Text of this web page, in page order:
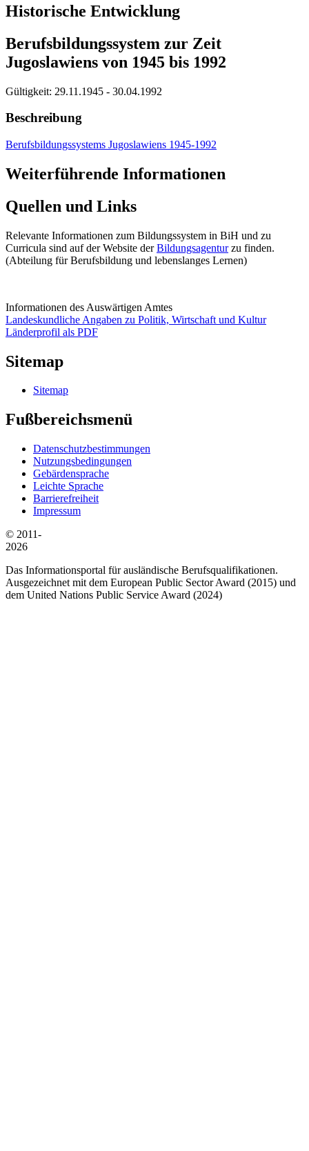
Historische Entwicklung
Berufsbildungssystem zur Zeit
Jugoslawiens von 1945 bis 1992
Gültigkeit: 29.11.1945 - 30.04.1992
Beschreibung
Berufsbildungssystems Jugoslawiens 1945-1992
Weiterführende Informationen
Quellen und Links
Relevante Informationen zum Bildungssystem in BiH und zu
Curricula sind auf der Website derBildungsagenturzu finden.
(Abteilung für Berufsbildung und lebenslanges Lernen)
Informationen des Auswärtigen Amtes
Landeskundliche Angaben zu Politik, Wirtschaft und Kultur
Länderprofil als PDF
Sitemap
Sitemap
Fußbereichsmenü
Datenschutzbestimmungen
Nutzungsbedingungen
Gebärdensprache
Leichte Sprache
Barrierefreiheit
Impressum
© 2011-
2026
Das Informationsportal für ausländische Berufsqualifikationen.
Ausgezeichnet mit dem European Public Sector Award (2015) und
dem United Nations Public Service Award (2024)